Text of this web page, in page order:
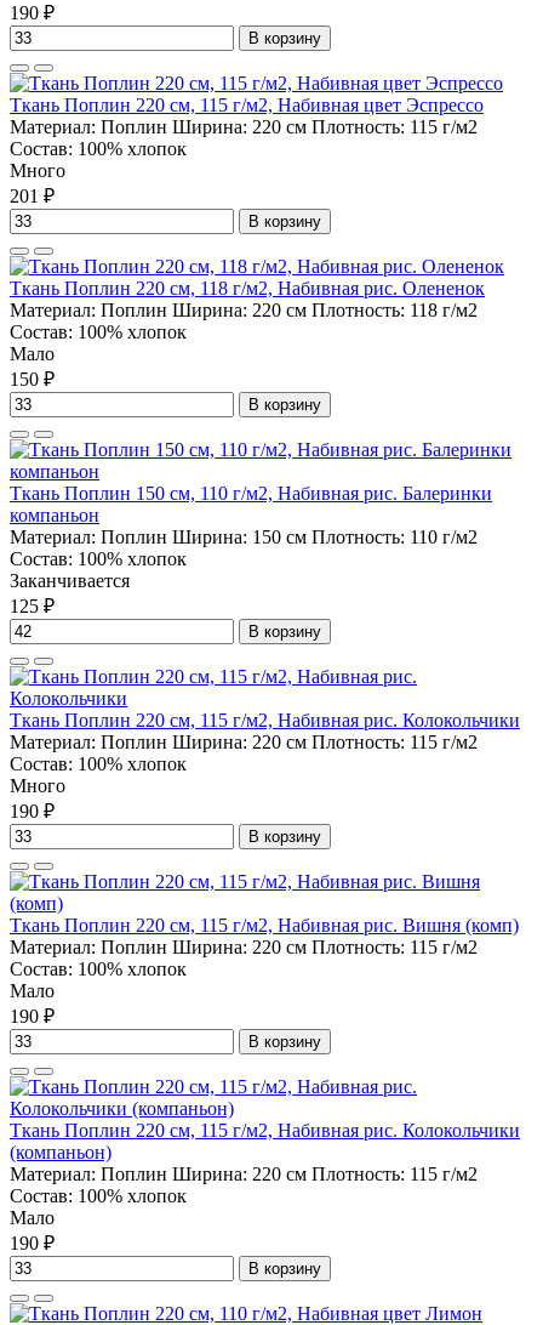
190 ₽
В корзину
Ткань Поплин 220 см, 115 г/м2, Набивная цвет Эспрессо
Материал: Поплин Ширина: 220 см Плотность: 115 г/м2
Состав: 100% хлопок
Много
201 ₽
В корзину
Ткань Поплин 220 см, 118 г/м2, Набивная рис. Олененок
Материал: Поплин Ширина: 220 см Плотность: 118 г/м2
Состав: 100% хлопок
Мало
150 ₽
В корзину
Ткань Поплин 150 см, 110 г/м2, Набивная рис. Балеринки
компаньон
Материал: Поплин Ширина: 150 см Плотность: 110 г/м2
Состав: 100% хлопок
Заканчивается
125 ₽
В корзину
Ткань Поплин 220 см, 115 г/м2, Набивная рис. Колокольчики
Материал: Поплин Ширина: 220 см Плотность: 115 г/м2
Состав: 100% хлопок
Много
190 ₽
В корзину
Ткань Поплин 220 см, 115 г/м2, Набивная рис. Вишня (комп)
Материал: Поплин Ширина: 220 см Плотность: 115 г/м2
Состав: 100% хлопок
Мало
190 ₽
В корзину
Ткань Поплин 220 см, 115 г/м2, Набивная рис. Колокольчики
(компаньон)
Материал: Поплин Ширина: 220 см Плотность: 115 г/м2
Состав: 100% хлопок
Мало
190 ₽
В корзину